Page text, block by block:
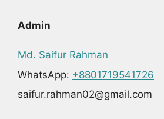
Admin
Md. Saifur Rahman
WhatsApp: +8801719541726
saifur.rahman02@gmail.com